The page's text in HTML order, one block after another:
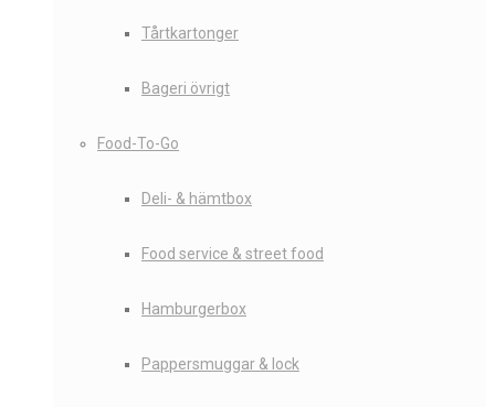
Tårtkartonger
Bageri övrigt
Food-To-Go
Deli- & hämtbox
Food service & street food
Hamburgerbox
Pappersmuggar & lock